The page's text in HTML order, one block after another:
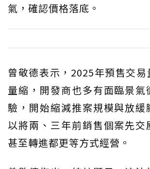
氣，確認價格落底。
曾敬德表示，2025年預售交
量縮，開發商也多有面臨景氣
驗，開始縮減推案規模與放緩
以將兩、三年前銷售個案先交
甚至轉進都更等方式經營。